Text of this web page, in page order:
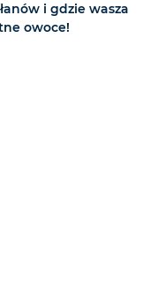
i gdzie wasza
owoce!